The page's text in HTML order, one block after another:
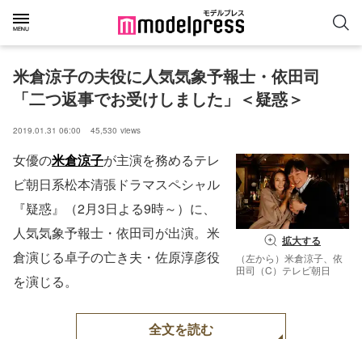
米倉涼子の夫役に人気気象予報士・依田司
「二つ返事でお受けしました」＜疑惑＞
2019.01.31 06:00 45,530 views
拡大する
（左から）米倉涼子、依
田司（C）テレビ朝日
女優の米倉涼子が主演を務めるテレ
ビ朝日系松本清張ドラマスペシャル
『疑惑』（2月3日よる9時～）に、
人気気象予報士・依田司が出演。米
倉演じる卓子の亡き夫・佐原淳彦役
を演じる。
全文を読む